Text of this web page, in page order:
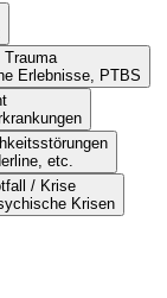
Trauma
Erlebnisse, PTBS
etc.
/ Krise
Krisen